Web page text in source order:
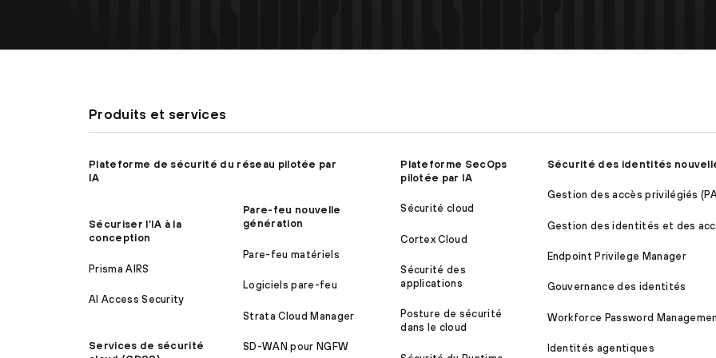
Produits et services
Plateforme de sécurité du réseau pilotée par
IA
Sécuriser l’IA à la
conception
Prisma AIRS
AI Access Security
Services de sécurité
Pare-feu nouvelle
génération
Pare-feu matériels
Logiciels pare-feu
Strata Cloud Manager
SD-WAN pour NGFW
Plateforme SecOps
pilotée par IA
Sécurité cloud
Cortex Cloud
Sécurité des
applications
Posture de sécurité
dans le cloud
Sécurité des identités
Gestion des accès privilégiés
Gestion des identités et des
Endpoint Privilege Manager
Gouvernance des identités
Workforce Password
Identités agentiques